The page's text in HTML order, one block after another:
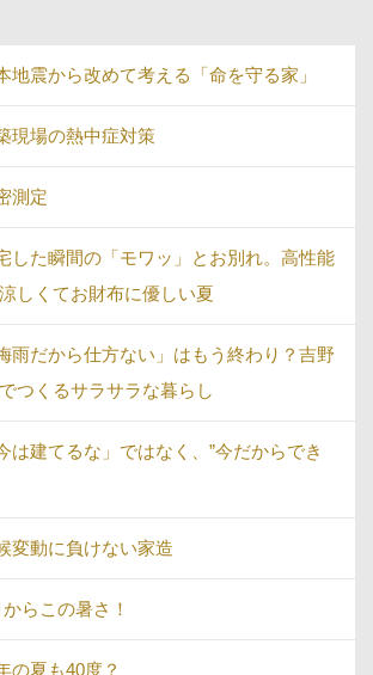
地震から改めて考える「命を守る家」
現場の熱中症対策
測定
した瞬間の「モワッ」とお別れ。高性能
しくてお財布に優しい夏
梅雨だから仕方ない」はもう終わり？吉野
つくるサラサラな暮らし
は建てるな」ではなく、”今だからでき
変動に負けない家造
らこの暑さ！
の夏も40度？